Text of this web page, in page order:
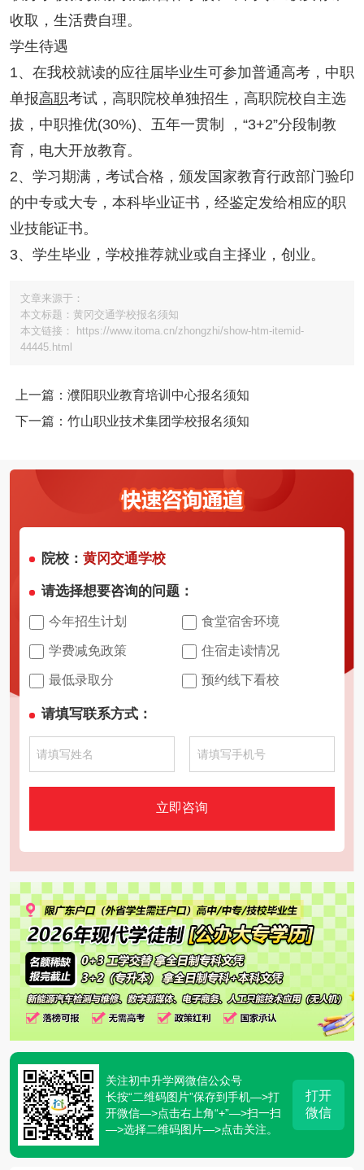
收取，生活费自理。
学生待遇
1、在我校就读的应往届毕业生可参加普通高考，中职
单报高职考试，高职院校单独招生，高职院校自主选
拔，中职推优(30%)、五年一贯制 ，“3+2”分段制教
育，电大开放教育。
2、学习期满，考试合格，颁发国家教育行政部门验印
的中专或大专，本科毕业证书，经鉴定发给相应的职
业技能证书。
3、学生毕业，学校推荐就业或自主择业，创业。
文章来源于：
本文标题：黄冈交通学校报名须知
本文链接： https://www.itoma.cn/zhongzhi/show-htm-itemid-
44445.html
上一篇：濮阳职业教育培训中心报名须知
下一篇：竹山职业技术集团学校报名须知
院校：黄冈交通学校
请选择想要咨询的问题：
今年招生计划 食堂宿舍环境
学费减免政策 住宿走读情况
最低录取分 预约线下看校
请填写联系方式：
立即咨询
关注初中升学网微信公众号
长按“二维码图片”保存到手机—>打
开微信—>点击右上角“+”—>扫一扫
—>选择二维码图片—>点击关注。
打开
微信